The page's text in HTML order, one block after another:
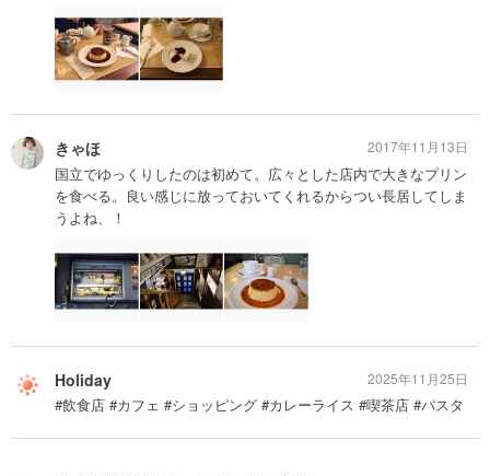
きゃほ
国立でゆっくりしたのは初めて。広々とした店内で大きなプリン
を食べる。良い感じに放っておいてくれるからつい長居してしま
うよね、！
2017年11月13日
Holiday
#飲食店 #カフェ #ショッピング #カレーライス #喫茶店 #パスタ
2025年11月25日